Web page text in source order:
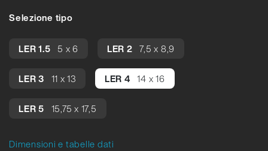
Selezione tipo
LER 1.5 5 x 6 LER 2 7,5 x 8,9
LER 3 11 x 13 LER 4 14 x 16
LER 5 15,75 x 17,5
Dimensioni e tabelle dati